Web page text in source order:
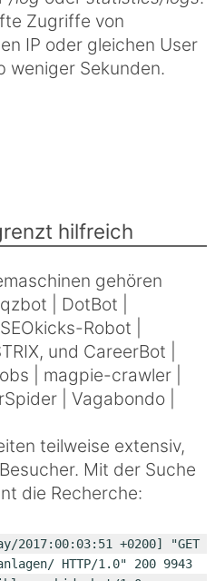
Zugriffe von
IP oder gleichen User
weniger Sekunden.
hilfreich
gehören
| DotBot |
Robot |
und CareerBot |
| magpie-crawler |
| Vagabondo |
teilweise extensiv,
Mit der Suche
die Recherche:
2017:00:03:51 +0200] "GET
HTTP/1.0" 200 9943